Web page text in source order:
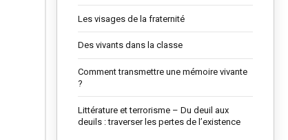
Les visages de la fraternité
Des vivants dans la classe
Comment transmettre une mémoire vivante
?
Littérature et terrorisme – Du deuil aux
deuils : traverser les pertes de l’existence